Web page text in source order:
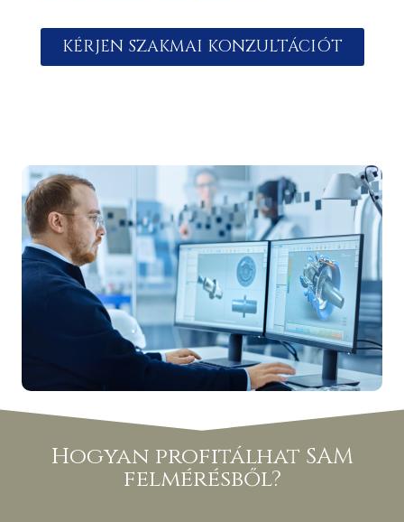
KÉRJEN SZAKMAI KONZULTÁCIÓT
Hogyan profitálhat SAM
felmérésből?